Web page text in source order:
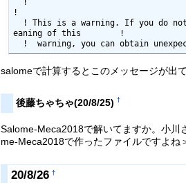
!
eaning of this        !
salomeで計算するとこのメッセージが出
後藤ちゃちゃ(20/8/25) †
Salome-Meca2018で解いてますか。小川
me-Meca2018で作ったファイルですよね
20/8/26 †